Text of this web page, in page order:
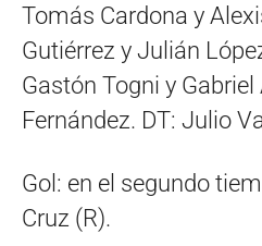
Tomás Cardona y
Gutiérrez y Julián
Gastón Togni y
Fernández. DT: Julio
Gol: en el segundo
Cruz (R).